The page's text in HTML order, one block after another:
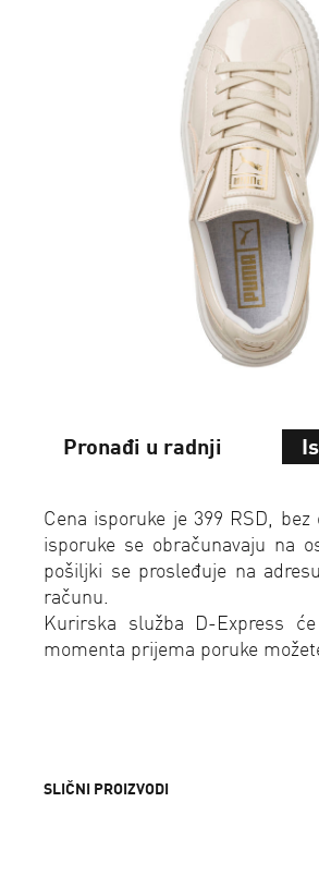
Pronađi u radnji
Cena isporuke je 399 RSD,
isporuke se obračunavaju na
pošiljki se prosleđuje na
računu.
Kurirska služba D-Express
momenta prijema poruke
SLIČNI PROIZVODI